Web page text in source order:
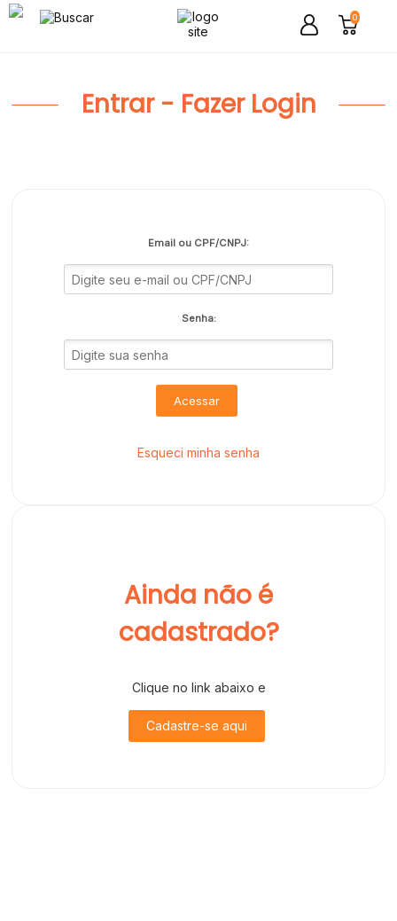
0
Entrar - Fazer Login
Email ou CPF/CNPJ:
Senha:
Acessar
Esqueci minha senha
Ainda não é
cadastrado?
Clique no link abaixo e
Cadastre-se aqui